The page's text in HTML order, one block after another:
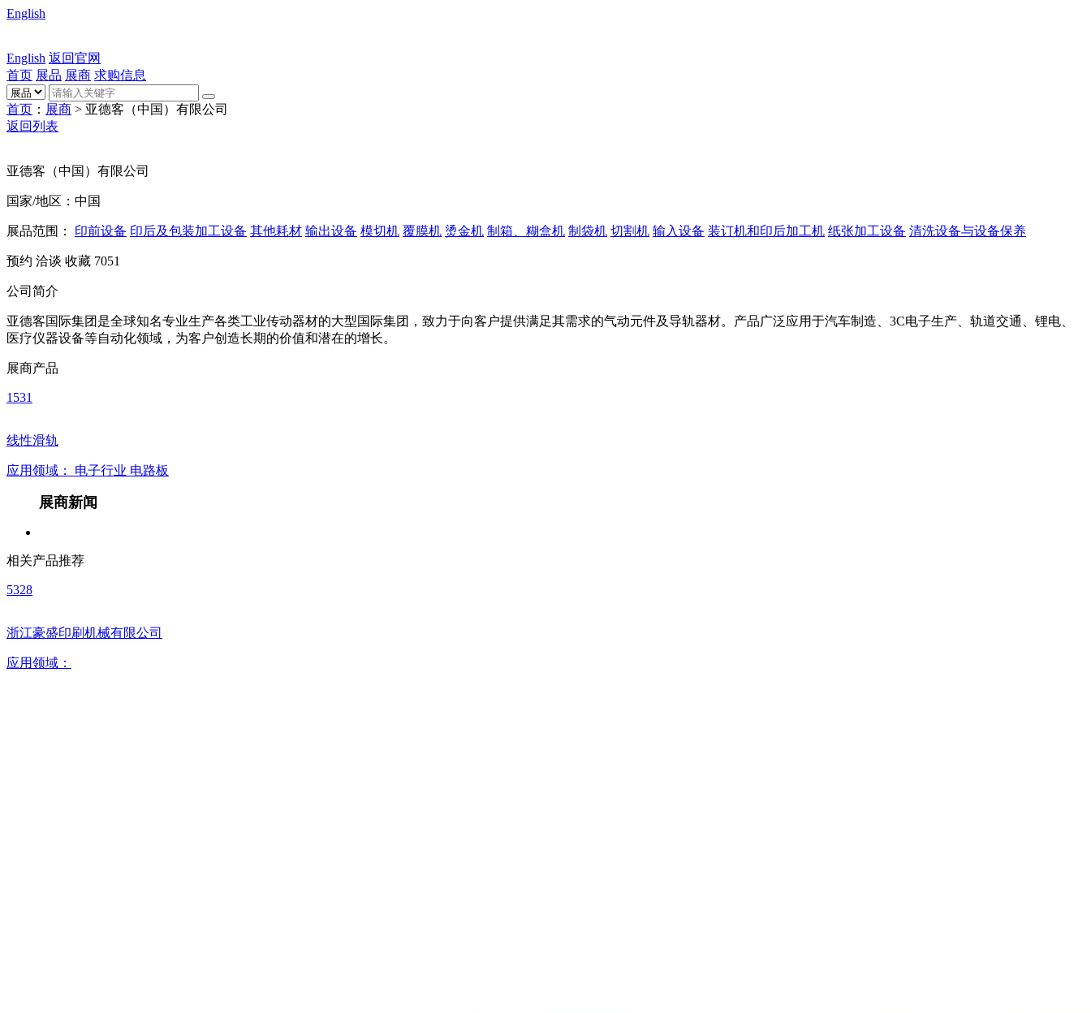
English
English 返回官网
首页 展品 展商 求购信息
首页 ： 展商 > 亚德客（中国）有限公司
返回列表
亚德客（中国）有限公司
国家/地区：中国
展品范围： 印前设备 印后及包装加工设备 其他耗材 输出设备 模切机 覆膜机 烫金机 制箱、糊盒机 制袋机 切割机 输入设备 装订机和印后加工机 纸张加工设备 清洗设备与设备保养
预约 洽谈 收藏 7051
公司简介
亚德客国际集团是全球知名专业生产各类工业传动器材的大型国际集团，致力于向客户提供满足其需求的气动元件及导轨器材。产品广泛应用于汽车制造、3C电子生产、轨道交通、锂电、
医疗仪器设备等自动化领域，为客户创造长期的价值和潜在的增长。
展商产品
1531
线性滑轨
应用领域： 电子行业 电路板
展商新闻
相关产品推荐
5328
浙江豪盛印刷机械有限公司
应用领域：